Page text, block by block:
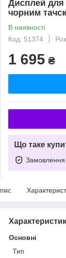
Дисплей для
чорним
В наявності
Код: 51374
1 695 ₴
Що таке
Замовлення
Основні
Тип